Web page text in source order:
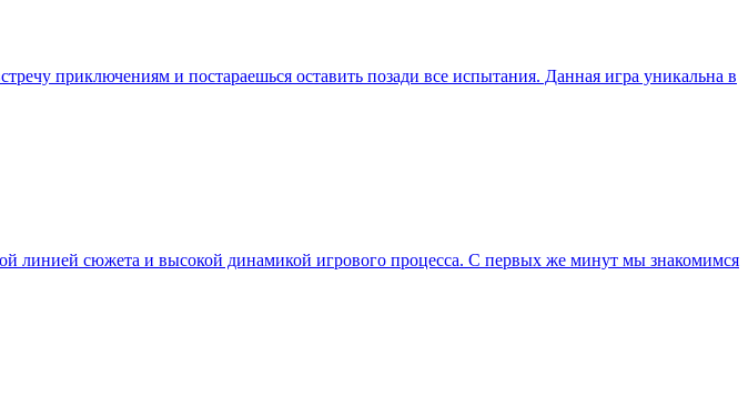
приключениям и постараешься оставить позади все испытания. Данная игра уникальна в
линией сюжета и высокой динамикой игрового процесса. С первых же минут мы знакомимся